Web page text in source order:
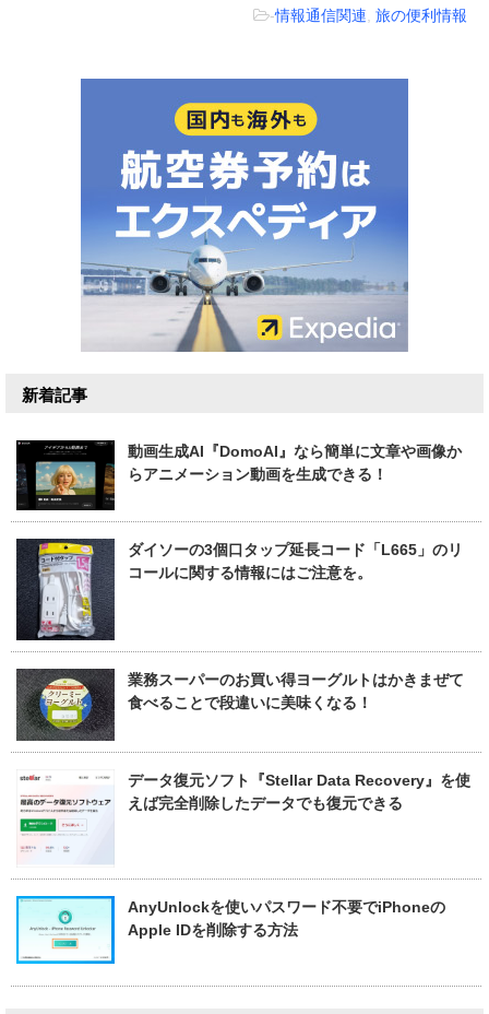
-情報通信関連 旅の便利情報
新着記事
動画生成AI『DomoAI』なら簡単に文章や画像か
らアニメーション動画を生成できる！
ダイソーの3個口タップ延長コード「L665」のリ
コールに関する情報にはご注意を。
業務スーパーのお買い得ヨーグルトはかきまぜて
食べることで段違いに美味くなる！
データ復元ソフト『Stellar Data Recovery』を使
えば完全削除したデータでも復元できる
AnyUnlockを使いパスワード不要でiPhoneの
Apple IDを削除する方法